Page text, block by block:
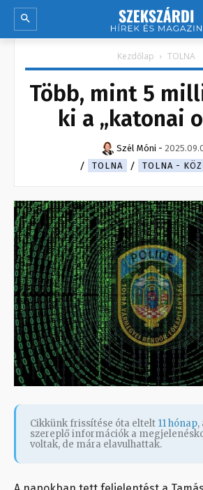
Kezdőlap TOLNA
Több, mint 5
ki a „katonai
Szél Móni -
TOLNA
TOLNA -
Cikkünk frissítése óta eltelt 11 hónap,
szereplő információk a
voltak, de mára elavulhattak.